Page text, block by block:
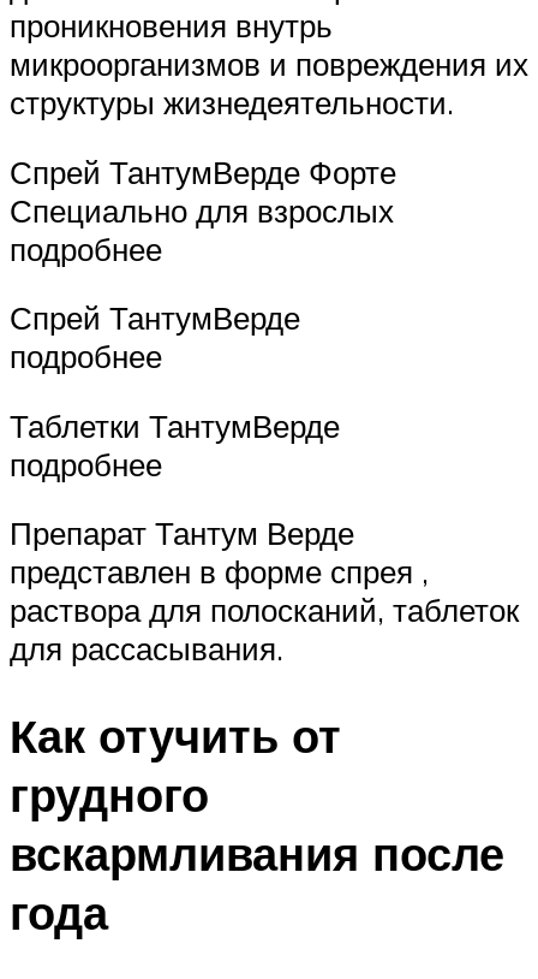
проникновения внутрь
микроорганизмов и повреждения их
структуры жизнедеятельности.
Спрей ТантумВерде Форте
Специально для взрослых
подробнее
Спрей ТантумВерде
подробнее
Таблетки ТантумВерде
подробнее
Препарат Тантум Верде
представлен в форме спрея ,
раствора для полосканий, таблеток
для рассасывания.
Как отучить от
грудного
вскармливания после
года